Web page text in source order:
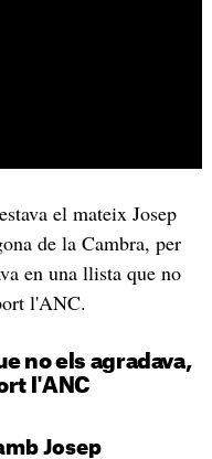
el mateix Josep
de la Cambra, per
en una llista que no
l'ANC.
no els agradava,
l'ANC
Josep